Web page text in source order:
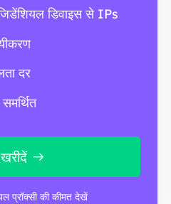
डिवाइस से IPs
दर
प्रॉक्सी की कीमत देखें